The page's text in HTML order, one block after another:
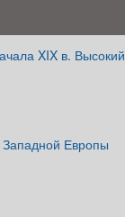
XIX в. Высокий
Западной Европы